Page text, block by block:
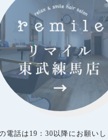
電話は19：30以降にお願いし